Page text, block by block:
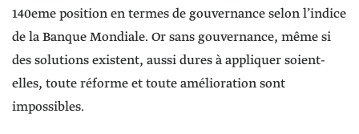
140eme position en termes de gouvernance selon l’indice
de la Banque Mondiale. Or sans gouvernance, même si
des solutions existent, aussi dures à appliquer soient-
elles, toute réforme et toute amélioration sont
impossibles.